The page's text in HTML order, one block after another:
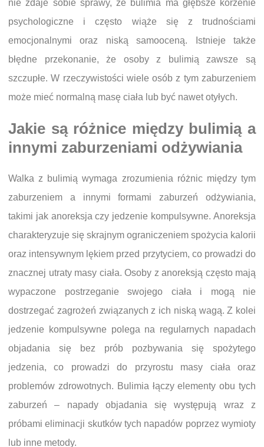
nie zdaje sobie sprawy, że bulimia ma głębsze korzenie
psychologiczne i często wiąże się z trudnościami
emocjonalnymi oraz niską samooceną. Istnieje także
błędne przekonanie, że osoby z bulimią zawsze są
szczupłe. W rzeczywistości wiele osób z tym zaburzeniem
może mieć normalną masę ciała lub być nawet otyłych.
Jakie są różnice między bulimią a
innymi zaburzeniami odżywiania
Walka z bulimią wymaga zrozumienia różnic między tym
zaburzeniem a innymi formami zaburzeń odżywiania,
takimi jak anoreksja czy jedzenie kompulsywne. Anoreksja
charakteryzuje się skrajnym ograniczeniem spożycia kalorii
oraz intensywnym lękiem przed przytyciem, co prowadzi do
znacznej utraty masy ciała. Osoby z anoreksją często mają
wypaczone postrzeganie swojego ciała i mogą nie
dostrzegać zagrożeń związanych z ich niską wagą. Z kolei
jedzenie kompulsywne polega na regularnych napadach
objadania się bez prób pozbywania się spożytego
jedzenia, co prowadzi do przyrostu masy ciała oraz
problemów zdrowotnych. Bulimia łączy elementy obu tych
zaburzeń – napady objadania się występują wraz z
próbami eliminacji skutków tych napadów poprzez wymioty
lub inne metody.